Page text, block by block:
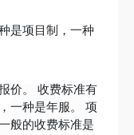
是项目制，一种
价。 收费标准有
一种是年服。 项
般的收费标准是